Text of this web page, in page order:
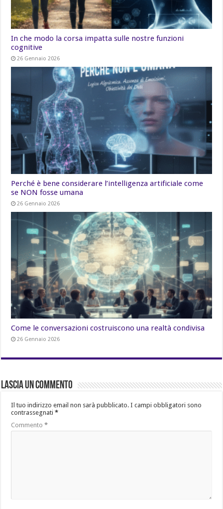
In che modo la corsa impatta sulle nostre funzioni
cognitive
26 Gennaio 2026
Perché è bene considerare l’intelligenza artificiale come
se NON fosse umana
26 Gennaio 2026
Come le conversazioni costruiscono una realtà condivisa
26 Gennaio 2026
Lascia un commento
Il tuo indirizzo email non sarà pubblicato. I campi obbligatori sono
contrassegnati*
Commento*